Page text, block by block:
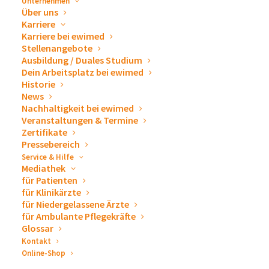
Über uns
Karriere
Karriere bei ewimed
Stellenangebote
Ausbildung / Duales Studium
Dein Arbeitsplatz bei ewimed
Historie
News
Nachhaltigkeit bei ewimed
Veranstaltungen & Termine
Zertifikate
Pressebereich
Service & Hilfe
Mediathek
für Patienten
für Klinikärzte
für Niedergelassene Ärzte
für Ambulante Pflegekräfte
Glossar
Kontakt
Online-Shop
Ein Abend zum Wohlfühlen